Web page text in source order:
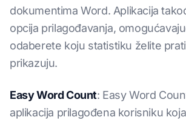
dokumentima Word. Aplikacija
opcija prilagođavanja,
odaberete koju statistiku želite
prikazuju.
Easy Word Count: Easy Word
aplikacija prilagođena korisniku